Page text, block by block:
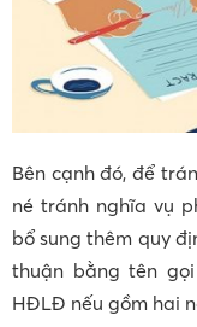
Bên cạnh đó, để
né tránh nghĩa vụ
bổ sung thêm quy
thuận bằng tên
HĐLĐ nếu gồm hai